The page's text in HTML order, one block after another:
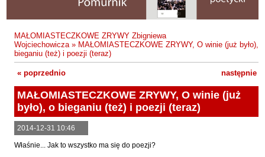
Filipowski Michał
Fluks Piotr
Frajlich Anna
Franczak Jerzy
Frenger Marek
Gedroyć Krzysztof
Gleń Adrian
Gondek Katarzyna
Zbigniew KosiorowskiNawrót
Artur Daniel LiskowackiZimno
Grażyna Obrąpalska
Jakub Michał PawłowskiAgrestowe sny
Uta PrzybośCoraz
Gustaw RajmusKrólestwa
Rafał SienkiewiczSmutny bóg
MAŁOMIASTECZKOWE ZRYWY Zbigniewa
Wojciechowicza» MAŁOMIASTECZKOWE ZRYWY, O winie (już było), o
bieganiu (też) i poezji (teraz)
« poprzednio następnie »
MAŁOMIASTECZKOWE ZRYWY, O winie (już
było), o bieganiu (też) i poezji (teraz)
2014-12-31 10:46
Właśnie... Jak to wszystko ma się do poezji?